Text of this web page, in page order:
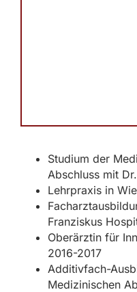
Studium der
Abschluss mit
Lehrpraxis in
Franziskus
Oberärztin für
2016-2017
Additivfach-
Medizinischen